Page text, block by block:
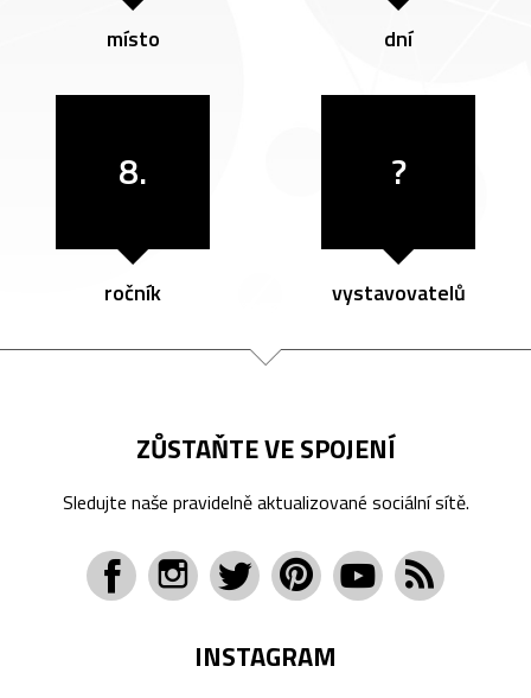
místo dní
8.
ročník
?
vystavovatelů
ZŮSTAŇTE VE SPOJENÍ
Sledujte naše pravidelně aktualizované sociální sítě.
INSTAGRAM